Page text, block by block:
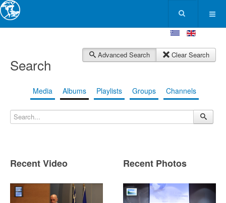
Search
Advanced Search Clear Search
Media Albums Playlists Groups Channels
Recent Video Recent Photos